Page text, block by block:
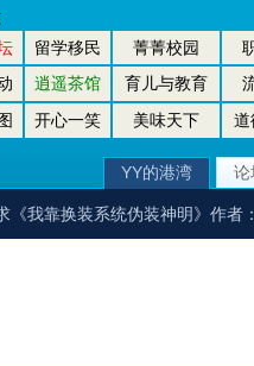
留学移民 菁菁校园
逍遥茶馆 育儿与教育
开心一笑 美味天下
道
YY的港湾 论
《我靠换装系统伪装神明》作者